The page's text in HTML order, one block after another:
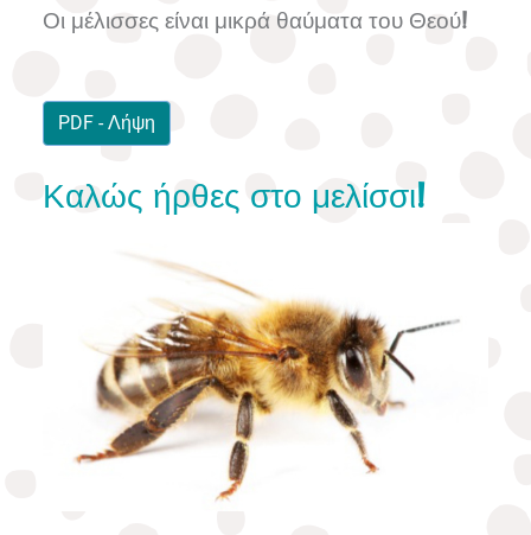
Οι μέλισσες είναι μικρά θαύματα του Θεού!
PDF - Λήψη
Καλώς ήρθες στο μελίσσι!